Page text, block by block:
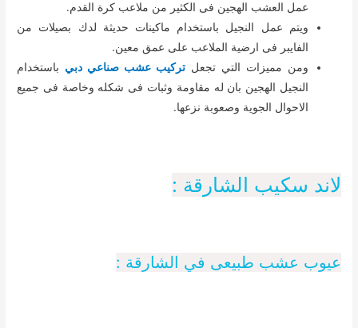
عمل العشب الهجين فى الكثير من ملاعب كرة القدم.
ويتم عمل النجيل باستخدام ماكينات حديثة لدك بصيلات من
الفايبر فى ارضية الملاعب على عمق معين.
ومن مميزات التي تجعلتركيب عشب صناعي دبي باستخدام
النجيل الهجين بان له مقاومة وثبات فى شكله وخاصة فى جميع
الاحوال الجوية وصعوبة نزعها.
لاند سكيب الشارقة :
عيوب عشب طبيعى في الشارقة :